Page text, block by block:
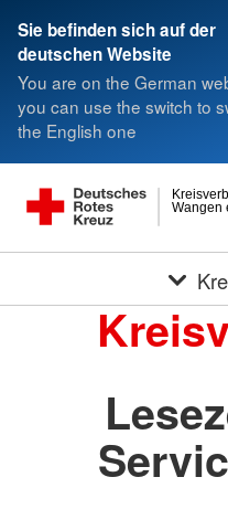
Sie befinden sich auf der
deutschen Website
You are on the German
you can use the switch to
the English one
Wangen